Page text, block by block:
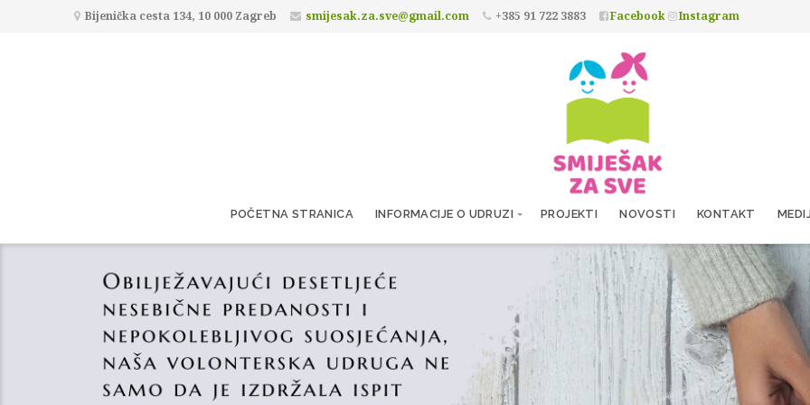
Bijenička cesta 134, 10 000 Zagreb smijesak.za.sve@gmail.com +385 91 722 3883 Facebook Instagram
POČETNA STRANICA INFORMACIJE O UDRUZI PROJEKTI NOVOSTI KONTAKT